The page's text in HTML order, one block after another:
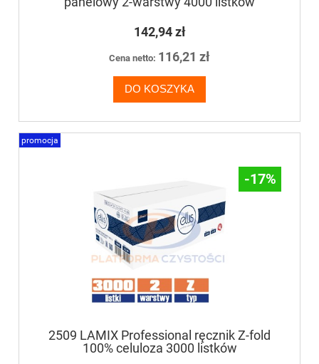
142,94 zł
Cena netto: 116,21 zł
DO KOSZYKA
-17%
2509 LAMIX Professional ręcznik Z-fold
100% celuloza 3000 listków
promocja